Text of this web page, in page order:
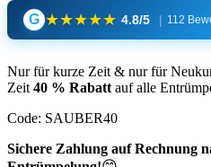
G ★★★★★ 4.8/5 | 112
Nur für kurze Zeit & nur für
Zeit40 % Rabattauf alle
Code: SAUBER40
Sichere Zahlung auf Rechnung